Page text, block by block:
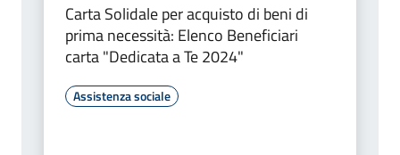
Carta Solidale per acquisto di beni di
prima necessità: Elenco Beneficiari
carta "Dedicata a Te 2024"
Assistenza sociale